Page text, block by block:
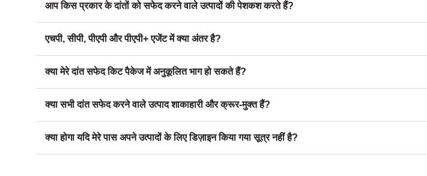
आप किस प्रकार के दांतों को सफेद करने वाले उत्पादों की पेशकश करते हैं?
एचपी, सीपी, पीएपी और पीएपी+ एजेंट में क्या अंतर है?
क्या मेरे दांत सफेद किट पैकेज में अनुकूलित भाग हो सकते हैं?
क्या सभी दांत सफेद करने वाले उत्पाद शाकाहारी और क्रूर-मुक्त हैं?
क्या होगा यदि मेरे पास अपने उत्पादों के लिए डिज़ाइन किया गया सूत्र नहीं है?